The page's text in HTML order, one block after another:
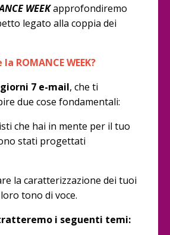
WEEKapprofondiremo
legato alla coppia dei
ROMANCE WEEK?
7 e-mail, che ti
due cose fondamentali:
che hai in mente per il tuo
stati progettati
la caratterizzazione dei tuoi
tono di voce.
i seguenti temi: